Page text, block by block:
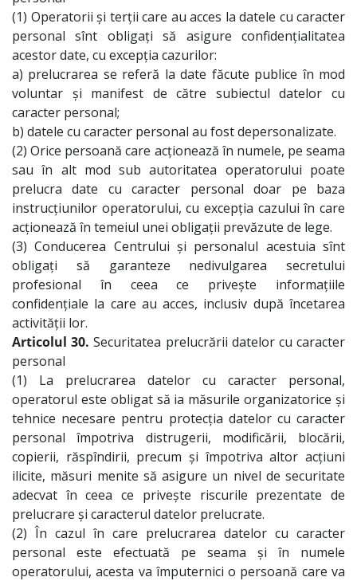
(1) Operatorii şi terţii care au acces la datele cu caracter
personal sînt obligaţi să asigure confidenţialitatea
acestor date, cu excepţia cazurilor:
a) prelucrarea se referă la date făcute publice în mod
voluntar şi manifest de către subiectul datelor cu
caracter personal;
b) datele cu caracter personal au fost depersonalizate.
(2) Orice persoană care acţionează în numele, pe seama
sau în alt mod sub autoritatea operatorului poate
prelucra date cu caracter personal doar pe baza
instrucţiunilor operatorului, cu excepţia cazului în care
acţionează în temeiul unei obligaţii prevăzute de lege.
(3) Conducerea Centrului şi personalul acestuia sînt
obligaţi să garanteze nedivulgarea secretului
profesional în ceea ce priveşte informaţiile
confidenţiale la care au acces, inclusiv după încetarea
activităţii lor.
Articolul 30.Securitatea prelucrării datelor cu caracter
personal
(1) La prelucrarea datelor cu caracter personal,
operatorul este obligat să ia măsurile organizatorice şi
tehnice necesare pentru protecţia datelor cu caracter
personal împotriva distrugerii, modificării, blocării,
copierii, răspîndirii, precum şi împotriva altor acţiuni
ilicite, măsuri menite să asigure un nivel de securitate
adecvat în ceea ce priveşte riscurile prezentate de
prelucrare şi caracterul datelor prelucrate.
(2) În cazul în care prelucrarea datelor cu caracter
personal este efectuată pe seama şi în numele
operatorului, acesta va împuternici o persoană care va